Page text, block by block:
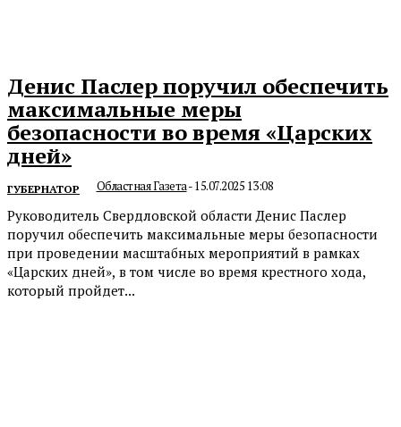
Денис Паслер поручил обеспечить
максимальные меры
безопасности во время «Царских
дней»
ГУБЕРНАТОР Областная Газета-15.07.2025 13:08
Руководитель Свердловской области Денис Паслер
поручил обеспечить максимальные меры безопасности
при проведении масштабных мероприятий в рамках
«Царских дней», в том числе во время крестного хода,
который пройдет...